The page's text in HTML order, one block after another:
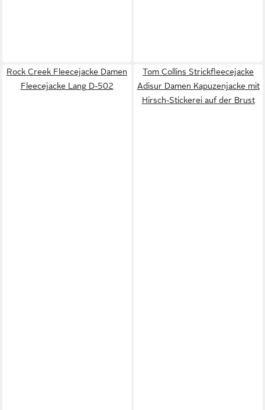
Rock Creek Fleecejacke Damen
Fleecejacke Lang D-502
Tom Collins Strickfleecejacke
Adisur Damen Kapuzenjacke mit
Hirsch-Stickerei auf der Brust